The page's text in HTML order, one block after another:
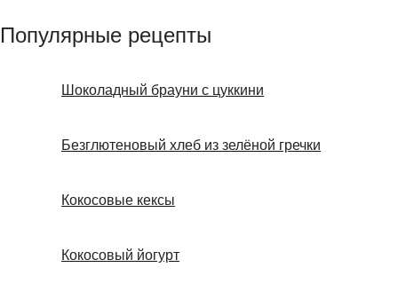
Популярные рецепты
Шоколадный брауни с цуккини
Безглютеновый хлеб из зелёной гречки
Кокосовые кексы
Кокосовый йогурт